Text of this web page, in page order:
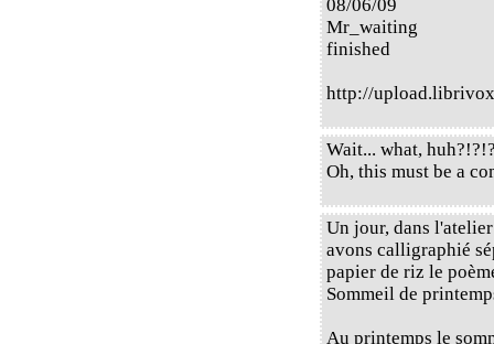
08/06/09
Mr_waiting
finished
http://
Wait... what,
Oh, this must be a
Un jour, dans
avons calligraphié
papier de riz le
Sommeil de
Au printemps le